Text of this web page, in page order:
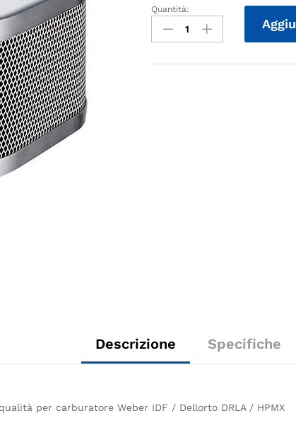
Quantità
Quantità:
Descrizione Specifiche
per carburatore Weber IDF / Dellorto DRLA / HPMX